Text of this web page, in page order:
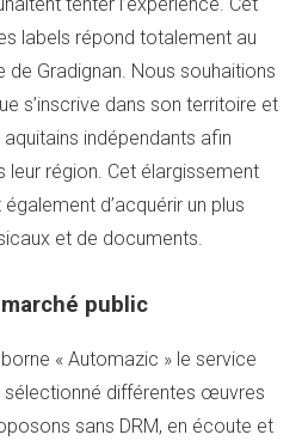
labels répond totalement au
Gradignan. Nous souhaitions
s’inscrive dans son territoire et
indépendants afin
leur région. Cet élargissement
d’acquérir un plus
et de documents.
public
borne « Automazic » le service
sélectionné différentes œuvres
sans DRM, en écoute et